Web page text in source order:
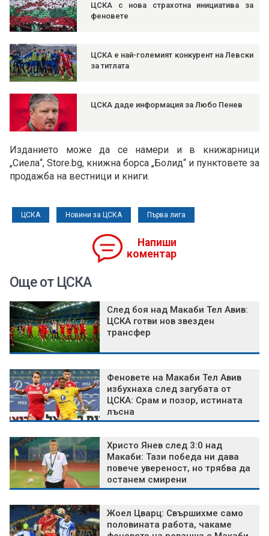
ЦСКА с нова страхотна инициатива за
феновете
ЦСКА е най-големият конкурент на Левски
за титлата
ЦСКА даде информация за Любо Пенев
Изданието може да се намери и в книжарници
„Сиела“, Store.bg, книжна борса „Болид“ и пунктовете за
продажба на вестници и книги.
ЦСКА Новини за ЦСКА Първа лига
Напиши
коментар
Още от ЦСКА
След боя над Макаби Тел Авив:
ЦСКА готви нов звезден
трансфер
Феновете на Макаби Тел Авив
избухнаха след загубата от
ЦСКА: Срам и позор, истината
лъсна
Христо Янев след 3:0 над
Макаби: Тази победа ни дава
повече увереност, но трябва да
останем смирени
Жоел Цварц: Свършихме само
половината работа, чакаме